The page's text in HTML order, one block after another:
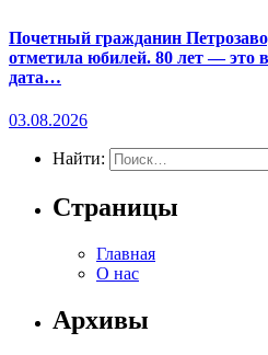
Почетный гражданин
отметила юбилей. 80 лет — это
дата…
03.08.2026
Найти:
Страницы
Главная
О нас
Архивы